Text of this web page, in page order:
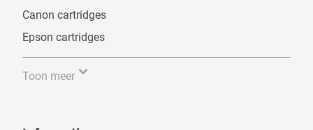
Canon cartridges
Epson cartridges
Toon meer